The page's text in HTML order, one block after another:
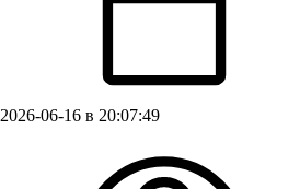
2026-06-16 в 20:07:49